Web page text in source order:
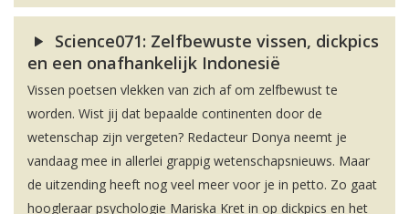
Science071: Zelfbewuste vissen, dickpics
en een onafhankelijk Indonesië
Vissen poetsen vlekken van zich af om zelfbewust te
worden. Wist jij dat bepaalde continenten door de
wetenschap zijn vergeten? Redacteur Donya neemt je
vandaag mee in allerlei grappig wetenschapsnieuws. Maar
de uitzending heeft nog veel meer voor je in petto. Zo gaat
hoogleraar psychologie Mariska Kret in op dickpics en het